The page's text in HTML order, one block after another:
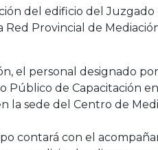
del edificio del Juzgado
Red Provincial de
el personal designado
de Capacitación
la sede del Centro de
contará con el